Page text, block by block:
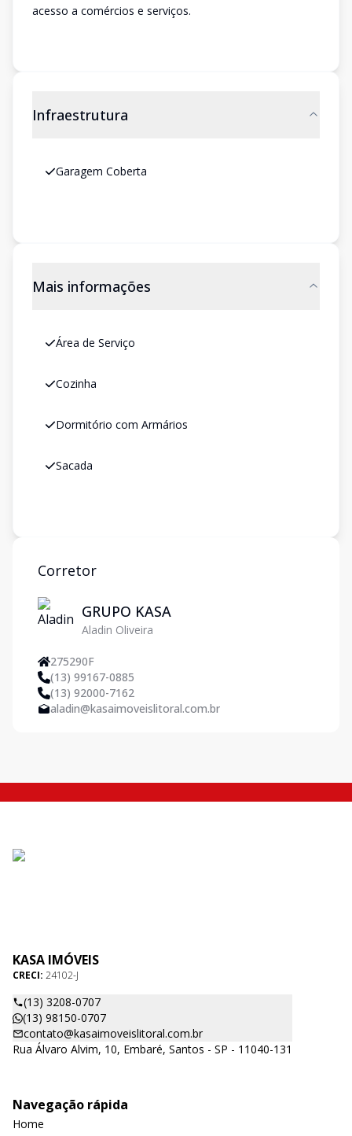
acesso a comércios e serviços.
Infraestrutura
Garagem Coberta
Mais informações
Área de Serviço
Cozinha
Dormitório com Armários
Sacada
Corretor
GRUPO KASA
Aladin Oliveira
275290F
(13) 99167-0885
(13) 92000-7162
aladin@kasaimoveislitoral.com.br
KASA IMÓVEIS
CRECI: 24102-J
(13) 3208-0707
(13) 98150-0707
contato@kasaimoveislitoral.com.br
Rua Álvaro Alvim, 10, Embaré, Santos - SP - 11040-131
Navegação rápida
Home